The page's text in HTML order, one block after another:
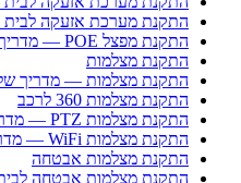
התקנת מערכת אזעקה לבית
התקנת מפצל POE — מדריך
התקנת מצלמות
התקנת מצלמות — מדריך
התקנת מצלמות 360 לרכב
התקנת מצלמות PTZ — מדריך מקצועי
התקנת מצלמות WiFi — מדריך ביתי
התקנת מצלמות אבטחה
התקנת מצלמות אבטחה